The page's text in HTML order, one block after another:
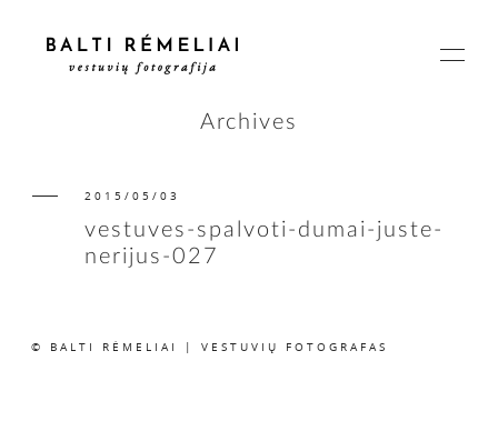
PAGRINDINIS
ISTORIJOS
Archives
2015/05/03
vestuves-spalvoti-dumai-juste-
nerijus-027
© BALTI RĖMELIAI | VESTUVIŲ FOTOGRAFAS